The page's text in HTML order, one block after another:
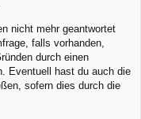
nicht mehr geantwortet
falls vorhanden,
durch einen
Eventuell hast du auch die
sofern dies durch die